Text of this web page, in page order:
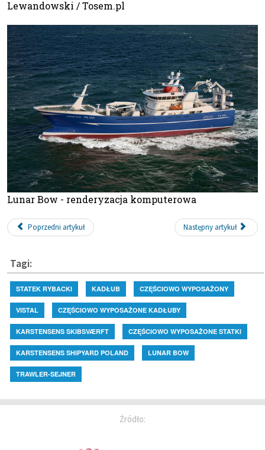
Lewandowski / Tosem.pl
Lunar Bow - renderyzacja komputerowa
Poprzedni artykuł Następny artykuł
Tagi:
STATEK RYBACKI KADŁUB CZĘŚCIOWO WYPOSAŻONY
VISTAL CZĘŚCIOWO WYPOSAŻONE KADŁUBY
KARSTENSENS SKIBSVÆRFT CZĘŚCIOWO WYPOSAŻONE STATKI
KARSTENSENS SHIPYARD POLAND LUNAR BOW
TRAWLER-SEJNER
Źródło: